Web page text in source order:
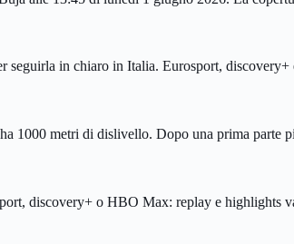
seguirla in chiaro in Italia. Eurosport,
1000 metri di dislivello. Dopo una prima
discovery+ o HBO Max: replay e highlights